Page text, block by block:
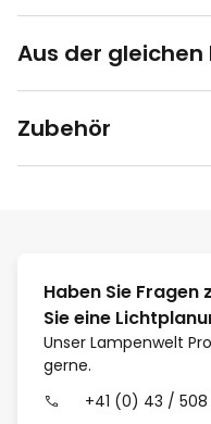
Aus der
Zubehör
Haben Sie Fragen
Sie eine
Unser Lampenwelt
gerne.
+41 (0) 43 /